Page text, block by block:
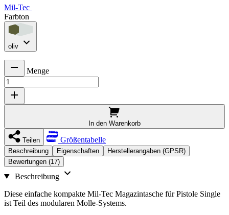
Mil-Tec
Farbton
oliv
Menge
In den Warenkorb
Teilen Größentabelle
Beschreibung Eigenschaften
Herstellerangaben (GPSR)
Bewertungen (17)
Beschreibung
Diese einfache kompakte Mil-Tec Magazintasche für Pistole Single
ist Teil des modularen Molle-Systems.